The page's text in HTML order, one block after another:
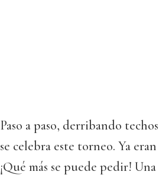
Paso a paso, derribando
se celebra este torneo. Ya
¡Qué más se puede pedir!